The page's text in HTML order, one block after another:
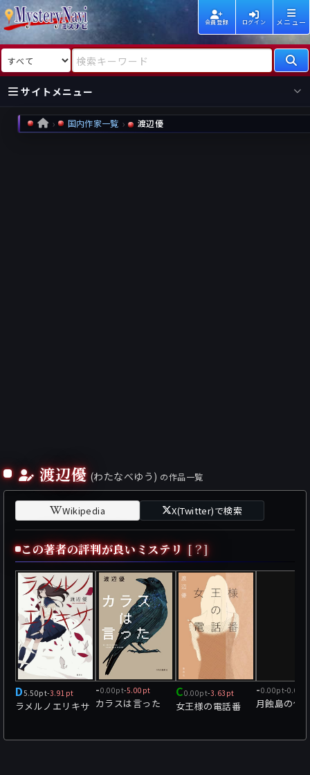
会員登録 ログイン メニュー
検索対象 検索キーワード
サイトメニュー
国内
海外
HOME 国内作家一覧 渡辺優
渡辺優 (わたなべゆう) の作品一覧
Wikipedia X(Twitter)で検索
この著者の評判が良いミステリ [？]
D5.50pt-3.91pt
ラメルノエリキサ
-0.00pt-5.00pt
カラスは言った
C0.00pt-3.63pt
女王様の電話番
-0.00pt-
月蝕島の信